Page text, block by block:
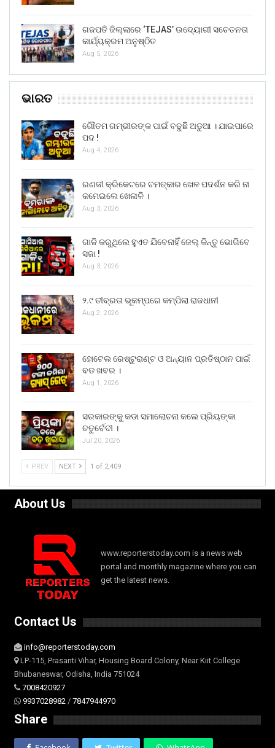
ଗଜପତି ଜିଲ୍ଲାରେ ‘TEJAS’ ଉଦ୍ୟୋଗୀ ସଚେତନତା
କାର୍ଯ୍ୟକ୍ରମ ଅନୁଷ୍ଠିତ
Aug 5, 2026
ଭାରତ
ଗୌତମ ଗମ୍ଭୀରଙ୍କ ପାଇଁ ବଢୁଛି ଅଡୁଆ । ଯାଇପାରେ
ପଦ !
Aug 4, 2026
ରଣଜୀ କ୍ରିକେଟରେ ଚମତ୍କାର ଖେଳ ପଦର୍ଶନ କରି ନା
କମେଇଲେ ଖେଳାଳି ।
Aug 3, 2026
ଗାଳି କରୁଥିଲେ ହୁଏତ ଯିବେନାହିଁ ଜେଲ୍ କିନ୍ତୁ ଭୋଗିବେ
ସଜା !
Aug 3, 2026
୨.୯ ତୀବ୍ରତା ଭୂକମ୍ପରେ କମ୍ପିଲା ରାଜଧାନୀ
Aug 2, 2026
ହୋଟେଲ ରେଷ୍ଟୁରାଣ୍ଟ ଓ ଅନ୍ୟାନ ପ୍ରତିଷ୍ଠାନ ପାଇଁ
ବଡ ଖବର ।
Aug 1, 2026
ସରକାରଙ୍କୁ କଡା ସମାଲୋଚନା କଲେ ପ୍ରିୟଙ୍କା
ଚତୁର୍ବେଦୀ ।
Jul 20, 2026
PREV NEXT 1 of 2,409
About Us
www.reporterstoday.com is a news web
portal and monthly magazine where you can
get the latest news.
Contact Us
info@reporterstoday.com
LP-115, Prasanti Vihar, Housing Board Colony, Near Kiit College
Bhubaneswar, Odisha, India 751024
7008420927
9937028982 / 7847944970
Share